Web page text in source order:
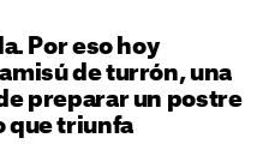
Por eso hoy
de turrón, una
preparar un postre
que triunfa